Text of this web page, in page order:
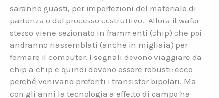
saranno guasti, per imperfezioni del materiale di
partenza o del processo costruttivo. Allora il wafer
stesso viene sezionato in frammenti (chip) che poi
andranno riassemblati (anche in migliaia) per
formare il computer. I segnali devono viaggiare da
chip a chip e quindi devono essere robusti: ecco
perché venivano preferiti i transistor bipolari. Ma
con gli anni la tecnologia a effetto di campo ha